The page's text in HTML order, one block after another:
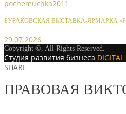
pochemuchka2011
БУРАКОВСКАЯ ВЫСТАВКА-ЯРМАРКА
29.07.2026
Copyright ©, All Rights Reserved.
Студия развития бизнеса DIGITAL
SHARE
ПРАВОВАЯ